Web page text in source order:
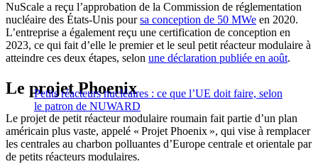
NuScale a reçu l’approbation de la Commission de réglementation
nucléaire des États-Unis poursa conception de 50 MWe en 2020.
L’entreprise a également reçu une certification de conception en
2023, ce qui fait d’elle le premier et le seul petit réacteur modulaire à
atteindre ces deux étapes, selon une déclaration publiée en août.
Petits réacteurs nucléaires : ce que l’UE doit faire, selon
le patron de NUWARD
Le projet Phoenix
Le projet de petit réacteur modulaire roumain fait partie d’un plan
américain plus vaste, appelé « Projet Phoenix », qui vise à remplacer
les centrales au charbon polluantes d’Europe centrale et orientale par
de petits réacteurs modulaires.